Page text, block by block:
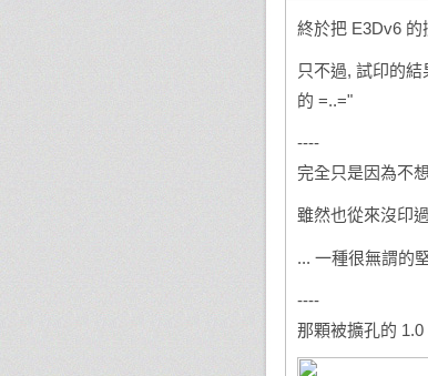
終於把 E3Dv6 的
只不過, 試印的
的 =..="
----
完全只是因為不
雖然也從來沒印
... 一種很無謂的
----
那顆被擴孔的